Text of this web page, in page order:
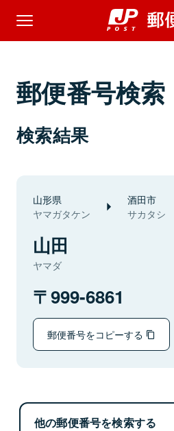
郵便番号検索
検索結果
山形県
ヤマガタケン
酒田市
サカタシ
山田
ヤマダ
999-6861
郵便番号をコピーする
他の郵便番号を検索する